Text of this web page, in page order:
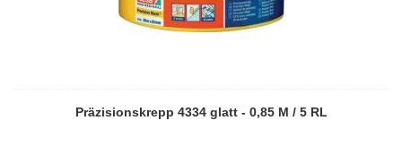
Präzisionskrepp 4334 glatt - 0,85 M / 5 RL